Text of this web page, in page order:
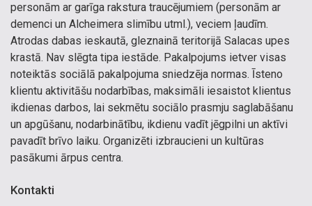
personām ar garīga rakstura traucējumiem (personām ar
demenci un Alcheimera slimību utml.), veciem ļaudīm.
Atrodas dabas ieskautā, gleznainā teritorijā Salacas upes
krastā. Nav slēgta tipa iestāde. Pakalpojums ietver visas
noteiktās sociālā pakalpojuma sniedzēja normas. Īsteno
klientu aktivitāšu nodarbības, maksimāli iesaistot klientus
ikdienas darbos, lai sekmētu sociālo prasmju saglabāšanu
un apgūšanu, nodarbinātību, ikdienu vadīt jēgpilni un aktīvi
pavadīt brīvo laiku. Organizēti izbraucieni un kultūras
pasākumi ārpus centra.
Kontakti